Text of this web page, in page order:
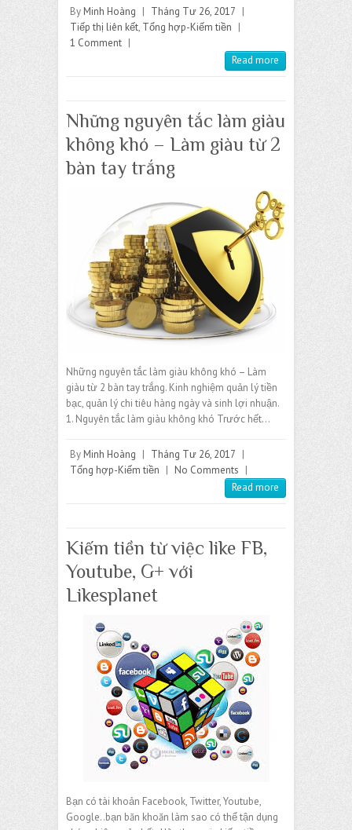
By Minh Hoàng | Tháng Tư 26, 2017 |
Tiếp thị liên kết, Tổng hợp-Kiếm tiền |
1 Comment |
Read more
Những nguyên tắc làm giàu
không khó – Làm giàu từ 2
bàn tay trắng
Những nguyên tắc làm giàu không khó – Làm
giàu từ 2 bàn tay trắng. Kinh nghiệm quản lý tiền
bạc, quản lý chi tiêu hàng ngày và sinh lợi nhuận.
1. Nguyên tắc làm giàu không khó Trước hết…
By Minh Hoàng | Tháng Tư 26, 2017 |
Tổng hợp-Kiếm tiền | No Comments |
Read more
Kiếm tiền từ việc like FB,
Youtube, G+ với
Likesplanet​
Bạn có tài khoản Facebook, Twitter, Youtube,
Google..bạn băn khoăn làm sao có thể tận dụng